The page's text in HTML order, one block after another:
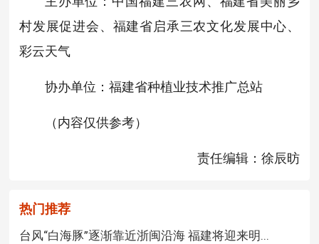
村发展促进会、福建省启承三农文化发展中心、
彩云天气
协办单位：福建省种植业技术推广总站
（内容仅供参考）
责任编辑：徐辰昉
热门推荐
台风“白海豚”逐渐靠近浙闽沿海 福建将迎来明...